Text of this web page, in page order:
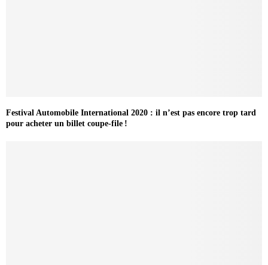
Festival Automobile International 2020 : il n’est pas encore trop tard
pour acheter un billet coupe-file !